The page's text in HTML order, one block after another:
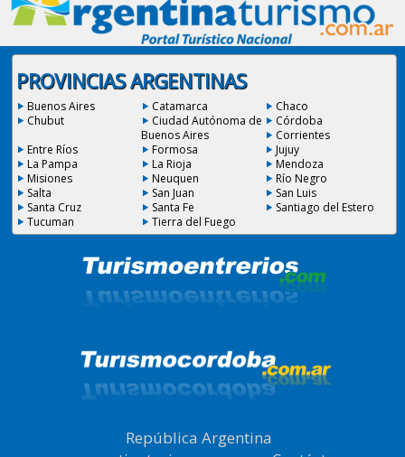
PROVINCIAS ARGENTINAS
Buenos Aires Catamarca
Chaco
Chubut
Ciudad Autónoma de
Buenos Aires
Córdoba
Corrientes
Entre Ríos
Formosa
Jujuy
La Pampa
La Rioja
Mendoza
Misiones
Neuquen
Río Negro
Salta
San Juan
San Luis
Santa Cruz
Santa Fe
Santiago del Estero
Tucuman
Tierra del Fuego
República Argentina